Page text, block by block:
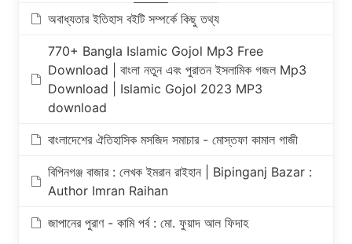
অবাধ্যতার ইতিহাস বইটি সম্পর্কে কিছু তথ্য
770+ Bangla Islamic Gojol Mp3 Free
Download | বাংলা নতুন এবং পুরাতন ইসলামিক গজল Mp3
Download | Islamic Gojol 2023 MP3
download
বাংলাদেশের ঐতিহাসিক মসজিদ সমাচার - মোস্তফা কামাল গাজী
বিপিনগঞ্জ বাজার : লেখক ইমরান রাইহান | Bipinganj Bazar :
Author Imran Raihan
জাপানের পুরাণ - কামি পর্ব : মো. ফুয়াদ আল ফিদাহ